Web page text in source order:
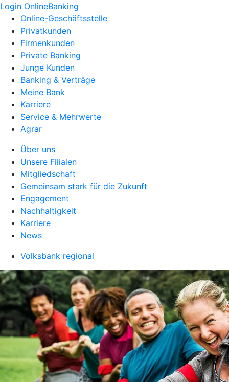
Login OnlineBanking
Online-Geschäftsstelle
Privatkunden
Firmenkunden
Private Banking
Junge Kunden
Banking & Verträge
Meine Bank
Karriere
Service & Mehrwerte
Agrar
Über uns
Unsere Filialen
Mitgliedschaft
Gemeinsam stark für die Zukunft
Engagement
Nachhaltigkeit
Karriere
News
Volksbank regional